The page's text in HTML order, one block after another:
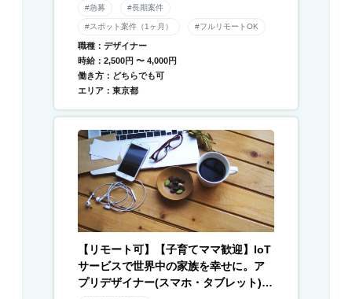
#急募 #長期案件
#スポット案件（1ヶ月） #フルリモートOK
職種：デザイナー
時給：2,500円 〜 4,000円
働き方：どちらでも可
エリア：東京都
【リモート可】【子育てママ歓迎】IoT
サービスで世界中の家族を幸せに。ア
プリデザイナー(スマホ・タブレット) /